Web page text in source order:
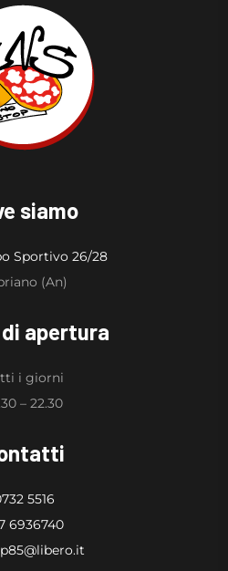
siamo
Sportivo 26/28
(An)
apertura
i giorni
– 22.30
5516
6936740